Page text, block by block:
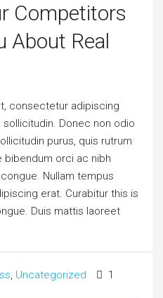
Competitors
About Real
consectetur adipiscing
Donec non odio
purus, quis rutrum
bibendum orci ac nibh
Nullam tempus
erat. Curabitur this is
Duis mattis laoreet
, Uncategorized 1